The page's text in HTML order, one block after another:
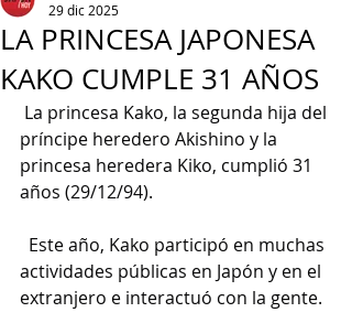
LA PRINCESA JAPONESA
KAKO CUMPLE 31 AÑOS
29 dic 2025
La princesa Kako, la segunda hija del
príncipe heredero Akishino y la
princesa heredera Kiko, cumplió 31
años (29/12/94).
Este año, Kako participó en muchas
actividades públicas en Japón y en el
extranjero e interactuó con la gente.